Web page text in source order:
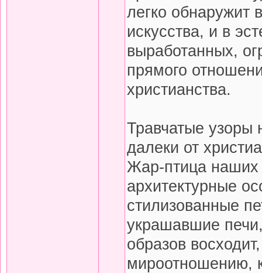
легко обнаружит
искусства, и в
выработанных,
прямого
христианства.
Травчатые узоры
далеки от
Жар-птица наших
архитектурные
стилизованные
украшавшие
образов
мироотношению,